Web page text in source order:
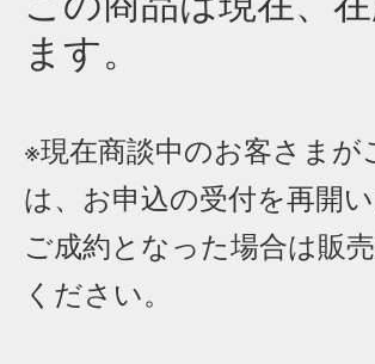
ます。
※現在商談中のお客さま
は、お申込の受付を再開い
ご成約となった場合は販
ください。